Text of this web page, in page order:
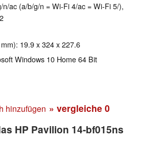
n/ac (a/b/g/n = Wi-Fi 4/ac = Wi-Fi 5/),
19.9 x 324 x 227.6
Windows 10 Home 64 Bit
hinzufügen » vergleiche 0
HP Pavilion 14-bf015ns